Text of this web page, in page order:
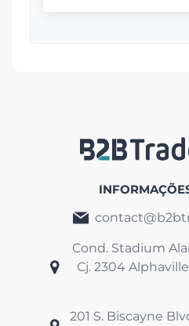
Cond. Stadium
Cj. 2304
201 S. Biscayne
oferecemos emprego
financeiros.
Somos um serviço de
internacional